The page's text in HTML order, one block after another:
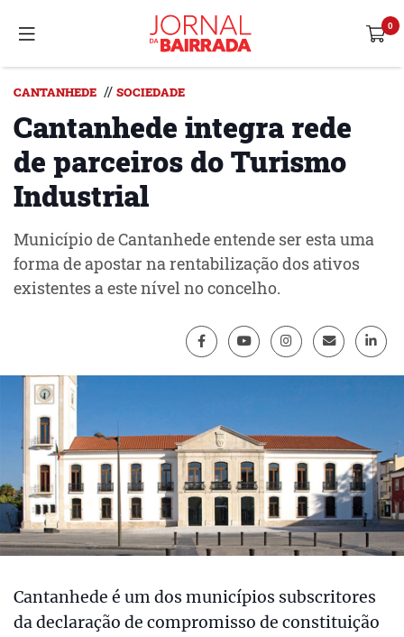
CANTANHEDE // SOCIEDADE
Cantanhede integra rede
de parceiros do Turismo
Industrial
Município de Cantanhede entende ser esta uma
forma de apostar na rentabilização dos ativos
existentes a este nível no concelho.
Cantanhede é um dos municípios subscritores
da declaração de compromisso de constituição